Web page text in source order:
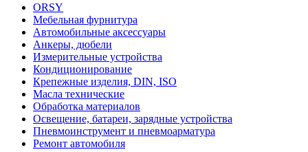
ORSY
Мебельная фурнитура
Автомобильные аксессуары
Анкеры, дюбели
Измерительные устройства
Кондиционирование
Крепежные изделия, DIN, ISO
Масла технические
Обработка материалов
Освещение, батареи, зарядные устройства
Пневмоинструмент и пневмоарматура
Ремонт автомобиля